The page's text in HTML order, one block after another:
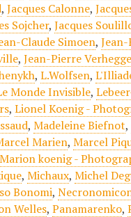
,Jacques Calonne,
Sojcher,Jacques
Claude Simoen,
,Jean-Pierre
,L.Wolfsen,
Monde Invisible,
,Lionel Koenig -
,Madeleine Biefnot,
Marien,Marcel
Marion koenig -
,Michaux,Michel
Bonomi,
Welles,Panamarenko,